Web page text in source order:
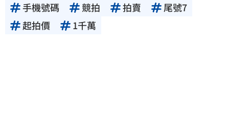
手機號碼 競拍 拍賣
尾號7
起拍價
1千萬